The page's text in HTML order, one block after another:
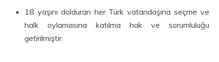
18 yaşını dolduran her Türk vatandaşına seçme ve
halk oylamasına katılma hak ve sorumluluğu
getirilmiştir.